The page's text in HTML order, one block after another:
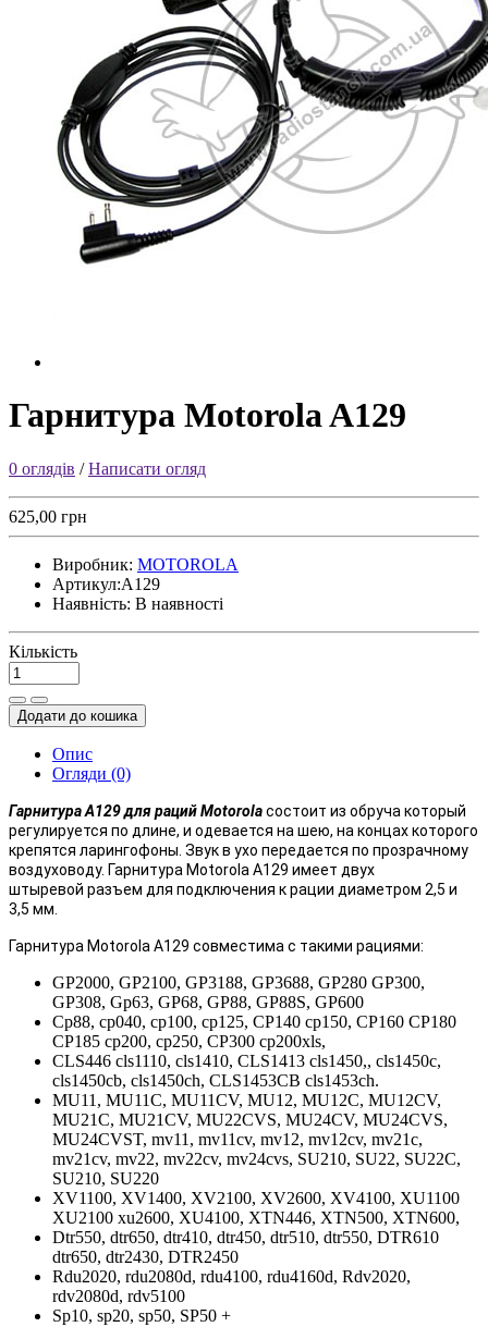
Гарнитура Motorola A129
0 оглядів /Написати огляд
625,00 грн
Виробник: MOTOROLA
Артикул:A129
Наявність: В наявності
Кількість
Додати до кошика
Опис
Огляди (0)
ГарнитураA129 для рацийMotorolaсостоит из обруча который
регулируется по длине, и одевается на шею, на концах которого
крепятся ларингофоны. Звук в ухо передается по прозрачному
воздуховоду. Гарнитура Motorola A129 имеет двух
штыревой разъем для подключения к рации диаметром 2,5 и
3,5 мм.
Гарнитура Motorola A129 совместима с такими рациями:
GP2000, GP2100, GP3188, GP3688, GP280 GP300,
GP308, Gp63, GP68, GP88, GP88S, GP600
Cp88, cp040, cp100, cp125, CP140 cp150, CP160 CP180
CP185 cp200, cp250, CP300 cp200xls,
CLS446 cls1110, cls1410, CLS1413 cls1450,, cls1450c,
cls1450cb, cls1450ch, CLS1453CB cls1453ch.
MU11, MU11C, MU11CV, MU12, MU12C, MU12CV,
MU21C, MU21CV, MU22CVS, MU24CV, MU24CVS,
MU24CVST, mv11, mv11cv, mv12, mv12cv, mv21c,
mv21cv, mv22, mv22cv, mv24cvs, SU210, SU22, SU22C,
SU210, SU220
XV1100, XV1400, XV2100, XV2600, XV4100, XU1100
XU2100 xu2600, XU4100, XTN446, XTN500, XTN600,
Dtr550, dtr650, dtr410, dtr450, dtr510, dtr550, DTR610
dtr650, dtr2430, DTR2450
Rdu2020, rdu2080d, rdu4100, rdu4160d, Rdv2020,
rdv2080d, rdv5100
Sp10, sp20, sp50, SP50 +